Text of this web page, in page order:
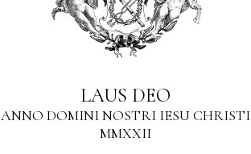
LAUS DEO
ANNO DOMINI NOSTRI IESU CHRISTI
MMXXII